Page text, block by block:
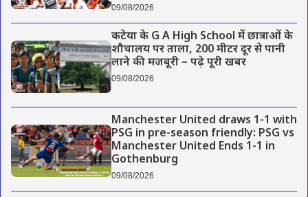
09/08/2026
कटेया के G A High School में छात्राओं के
शौचालय पर ताला, 200 मीटर दूर से पानी
लाने की मजबूरी – पढ़े पूरी खबर
09/08/2026
Manchester United draws 1-1 with
PSG in pre-season friendly: PSG vs
Manchester United Ends 1-1 in
Gothenburg
09/08/2026